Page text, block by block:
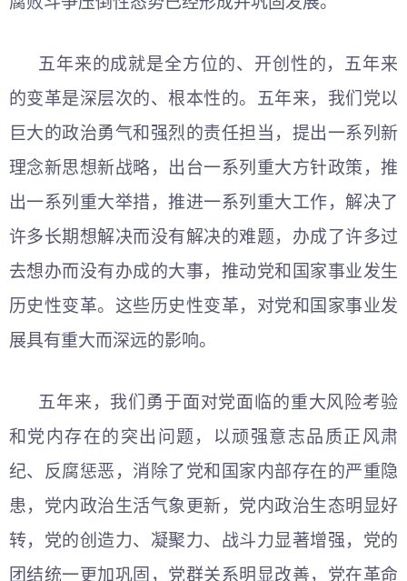
五年来的成就是全方位的、开创性的，五年来
的变革是深层次的、根本性的。五年来，我们党以
巨大的政治勇气和强烈的责任担当，提出一系列新
理念新思想新战略，出台一系列重大方针政策，推
出一系列重大举措，推进一系列重大工作，解决了
许多长期想解决而没有解决的难题，办成了许多过
去想办而没有办成的大事，推动党和国家事业发生
历史性变革。这些历史性变革，对党和国家事业发
展具有重大而深远的影响。
五年来，我们勇于面对党面临的重大风险考验
和党内存在的突出问题，以顽强意志品质正风肃
纪、反腐惩恶，消除了党和国家内部存在的严重隐
患，党内政治生活气象更新，党内政治生态明显好
转，党的创造力、凝聚力、战斗力显著增强，党的
团结统一更加巩固，党群关系明显改善，党在革命